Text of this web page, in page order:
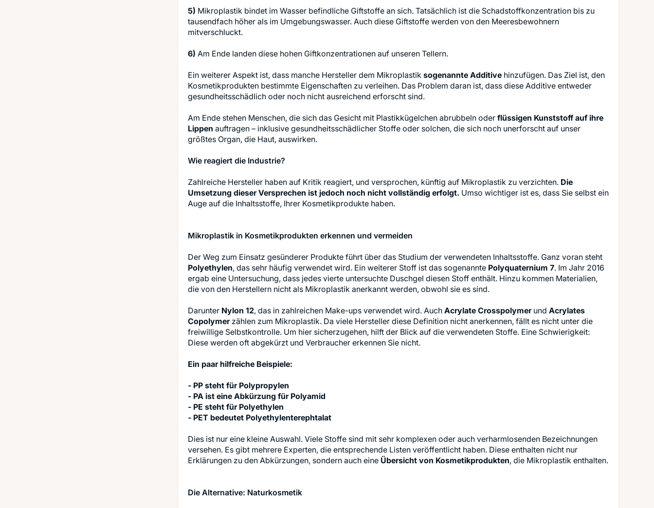
5) Mikroplastik bindet im Wasser befindliche Giftstoffe an sich. Tatsächlich ist die Schadstoffkonzentration bis zu
tausendfach höher als im Umgebungswasser. Auch diese Giftstoffe werden von den Meeresbewohnern
mitverschluckt.
6) Am Ende landen diese hohen Giftkonzentrationen auf unseren Tellern.
Ein weiterer Aspekt ist, dass manche Hersteller dem Mikroplastik sogenannte Additive hinzufügen. Das Ziel ist, den
Kosmetikprodukten bestimmte Eigenschaften zu verleihen. Das Problem daran ist, dass diese Additive entweder
gesundheitsschädlich oder noch nicht ausreichend erforscht sind.
Am Ende stehen Menschen, die sich das Gesicht mit Plastikkügelchen abrubbeln oder flüssigen Kunststoff auf ihre
Lippen auftragen – inklusive gesundheitsschädlicher Stoffe oder solchen, die sich noch unerforscht auf unser
größtes Organ, die Haut, auswirken.
Wie reagiert die Industrie?
Zahlreiche Hersteller haben auf Kritik reagiert, und versprochen, künftig auf Mikroplastik zu verzichten. Die
Umsetzung dieser Versprechen ist jedoch noch nicht vollständig erfolgt. Umso wichtiger ist es, dass Sie selbst ein
Auge auf die Inhaltsstoffe, Ihrer Kosmetikprodukte haben.
Mikroplastik in Kosmetikprodukten erkennen und vermeiden
Der Weg zum Einsatz gesünderer Produkte führt über das Studium der verwendeten Inhaltsstoffe. Ganz voran steht
Polyethylen, das sehr häufig verwendet wird. Ein weiterer Stoff ist das sogenannte Polyquaternium 7. Im Jahr 2016
ergab eine Untersuchung, dass jedes vierte untersuchte Duschgel diesen Stoff enthält. Hinzu kommen Materialien,
die von den Herstellern nicht als Mikroplastik anerkannt werden, obwohl sie es sind.
Darunter Nylon 12, das in zahlreichen Make-ups verwendet wird. Auch Acrylate Crosspolymerund Acrylates
Copolymerzählen zum Mikroplastik. Da viele Hersteller diese Definition nicht anerkennen, fällt es nicht unter die
freiwillige Selbstkontrolle. Um hier sicherzugehen, hilft der Blick auf die verwendeten Stoffe. Eine Schwierigkeit:
Diese werden oft abgekürzt und Verbraucher erkennen Sie nicht.
Ein paar hilfreiche Beispiele:
- PP steht für Polypropylen
- PA ist eine Abkürzung für Polyamid
- PE steht für Polyethylen
- PET bedeutet Polyethylenterephtalat
Dies ist nur eine kleine Auswahl. Viele Stoffe sind mit sehr komplexen oder auch verharmlosenden Bezeichnungen
versehen. Es gibt mehrere Experten, die entsprechende Listen veröffentlicht haben. Diese enthalten nicht nur
Erklärungen zu den Abkürzungen, sondern auch eine Übersicht von Kosmetikprodukten, die Mikroplastik enthalten.
Die Alternative: Naturkosmetik